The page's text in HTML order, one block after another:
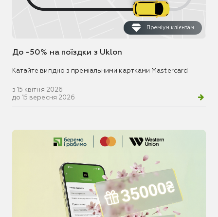
Преміум клієнтам
До -50% на поїздки з Uklon
Катайте вигідно з преміальними картками Mastercard
з 15 квітня 2026
до 15 вересня 2026